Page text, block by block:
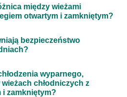
między wieżami
otwartym i zamkniętym?
bezpieczeństwo
wyparnego,
chłodniczych z
i zamkniętym?